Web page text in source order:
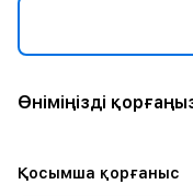
Өніміңізді
Қосымша қорғаныс